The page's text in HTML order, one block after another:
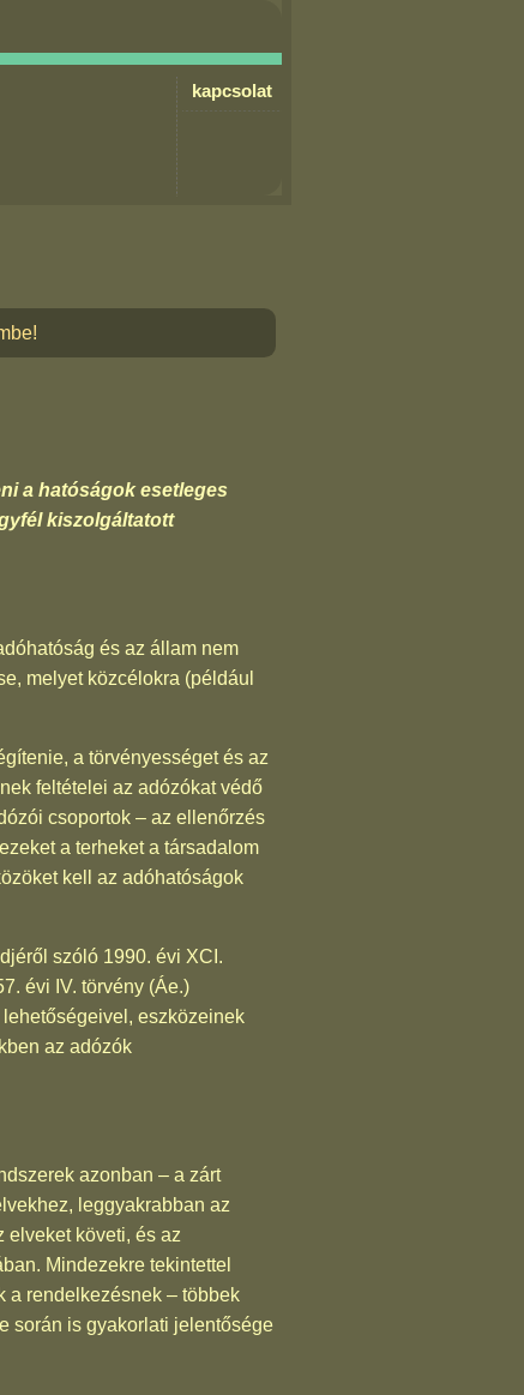
kapcsolat
a hatóságok esetleges
kiszolgáltatott
és az állam nem
melyet közcélokra (például
a törvényességet és az
feltételei az adózókat védő
csoportok – az ellenőrzés
a terheket a társadalom
kell az adóhatóságok
szóló 1990. évi XCI.
évi IV. törvény (Áe.)
eszközeinek
az adózók
azonban – a zárt
leggyakrabban az
elveket követi, és az
Mindezekre tekintettel
a rendelkezésnek – többek
során is gyakorlati jelentősége